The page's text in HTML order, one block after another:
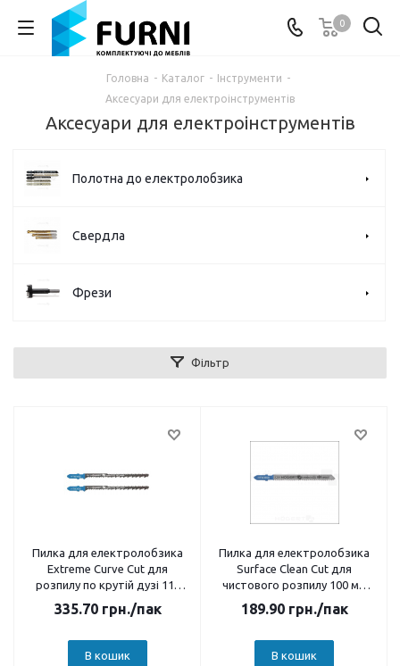
0
Головна - Каталог - Інструменти -
Аксесуари для електроінструментів
Аксесуари для електроінструментів
Полотна до електролобзика
Свердла
Фрези
Фільтр
Пилка для електролобзика
Extreme Curve Cut для
розпилу по крутій дузі 115
мм 2 шт в уп
335.70грн./пак
В кошик
Пилка для електролобзика
Surface Clean Cut для
чистового розпилу 100 мм
2шт в уп
189.90грн./пак
В кошик